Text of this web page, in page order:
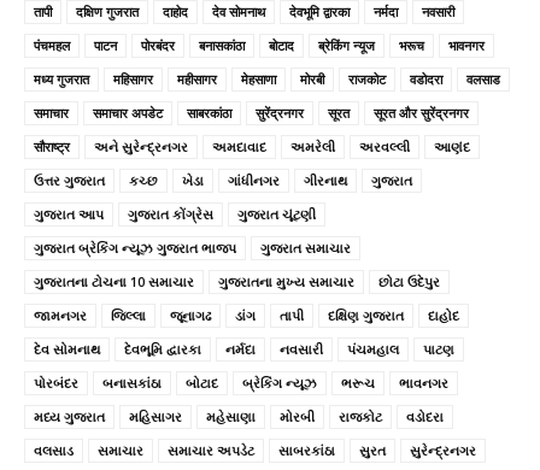
तापी
दक्षिण गुजरात दाहोद देव सोमनाथ देवभूमि द्वारका नर्मदा
नवसारी
पंचमहल
पाटन पोरबंदर बनासकांठा बोटाद ब्रेकिंग न्यूज भरूच
भावनगर
मध्य गुजरात
महिसागर महीसागर मेहसाणा मोरबी राजकोट वडोदरा
वलसाड
समाचार
समाचार अपडेट साबरकांठा सुरेंद्रनगर सूरत
सूरत और सुरेंद्रनगर
सौराष्ट्र
અને સુરેન્દ્રનગર અમદાવાદ અમરેલી અરવલ્લી
આણંદ
ઉત્તર ગુજરાત
કચ્છ ખેડા ગાંધીનગર ગીરનાથ
ગુજરાત
ગુજરાત આપ
ગુજરાત કોંગ્રેસ
ગુજરાત ચૂંટણી
ગુજરાત બ્રેકિંગ ન્યૂઝ ગુજરાત ભાજપ
ગુજરાત સમાચાર
ગુજરાતના ટોચના 10 સમાચાર
ગુજરાતના મુખ્ય સમાચાર
છોટા ઉદેપુર
જામનગર
જિલ્લા જૂનાગઢ ડાંગ તાપી દક્ષિણ ગુજરાત
દાહોદ
દેવ સોમનાથ
દેવભૂમિ દ્વારકા નર્મદા નવસારી પંચમહાલ
પાટણ
પોરબંદર
બનાસકાંઠા બોટાદ બ્રેકિંગ ન્યૂઝ ભરૂચ
ભાવનગર
મધ્ય ગુજરાત
મહિસાગર મહેસાણા મોરબી રાજકોટ
વડોદરા
વલસાડ
સમાચાર સમાચાર અપડેટ સાબરકાંઠા સુરત
સુરેન્‍દ્રનગર